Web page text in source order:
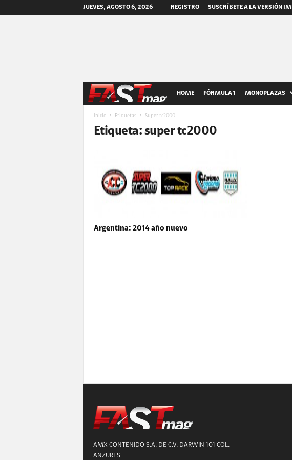
JUEVES, AGOSTO 6, 2026 REGISTRO SUSCRÍBETE A LA VERSIÓN
A
m
g
HOME FÓRMULA 1 MONOPLAZAS
Inicio Etiquetas Super tc2000
Etiqueta: super tc2000
Argentina: 2014 año nuevo
AMX CONTENIDO S.A. DE C.V. DARWIN 101 COL.
ANZURES